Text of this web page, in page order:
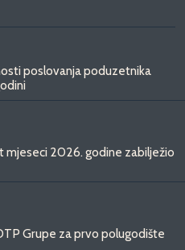
poslovanja poduzetnika
mjeseci 2026. godine zabilježio
Grupe za prvo polugodište